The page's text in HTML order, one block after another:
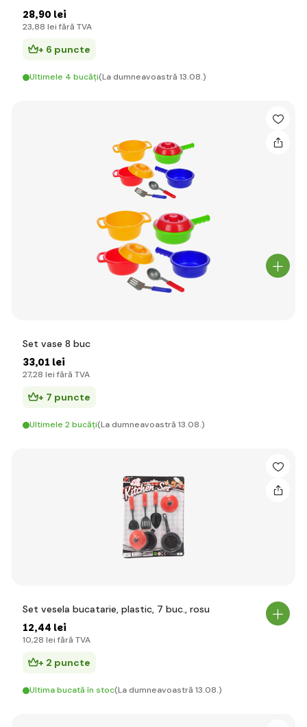
28,90 lei
23,88 lei fără TVA
+ 6 puncte
Ultimele 4 bucăți(La dumneavoastră 13.08.)
Set vase 8 buc
33,01 lei
27,28 lei fără TVA
+ 7 puncte
Ultimele 2 bucăți(La dumneavoastră 13.08.)
Set vesela bucatarie, plastic, 7 buc., rosu
12,44 lei
10,28 lei fără TVA
+ 2 puncte
Ultima bucată în stoc(La dumneavoastră 13.08.)